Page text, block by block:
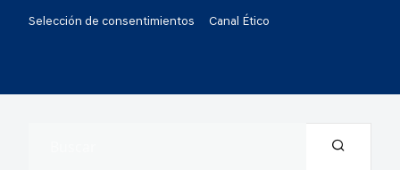
Selección de consentimientos Canal Ético